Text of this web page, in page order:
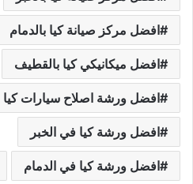
افضل مركز صيانة كيا بالدمام
افضل ميكانيكي كيا بالقطيف
افضل ورشة اصلاح سيارات كيا
افضل ورشة كيا في الخبر
افضل ورشة كيا في الدمام